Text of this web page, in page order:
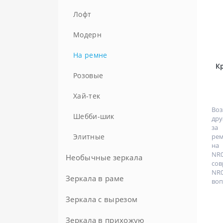
95 см
Большие с подсветкой
Лофт
Модерн
На ремне
Розовые
Хай-тек
Шебби-шик
Элитные
Необычные зеркала
Зеркала в раме
По цвету
Бежевые
По материалу рамы
Зеркала с вырезом
Зеркала в прихожую
за
на